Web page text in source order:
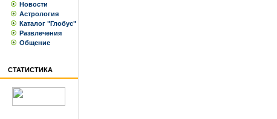
Новости
Астрология
Каталог "Глобус"
Развлечения
Общение
СТАТИСТИКА